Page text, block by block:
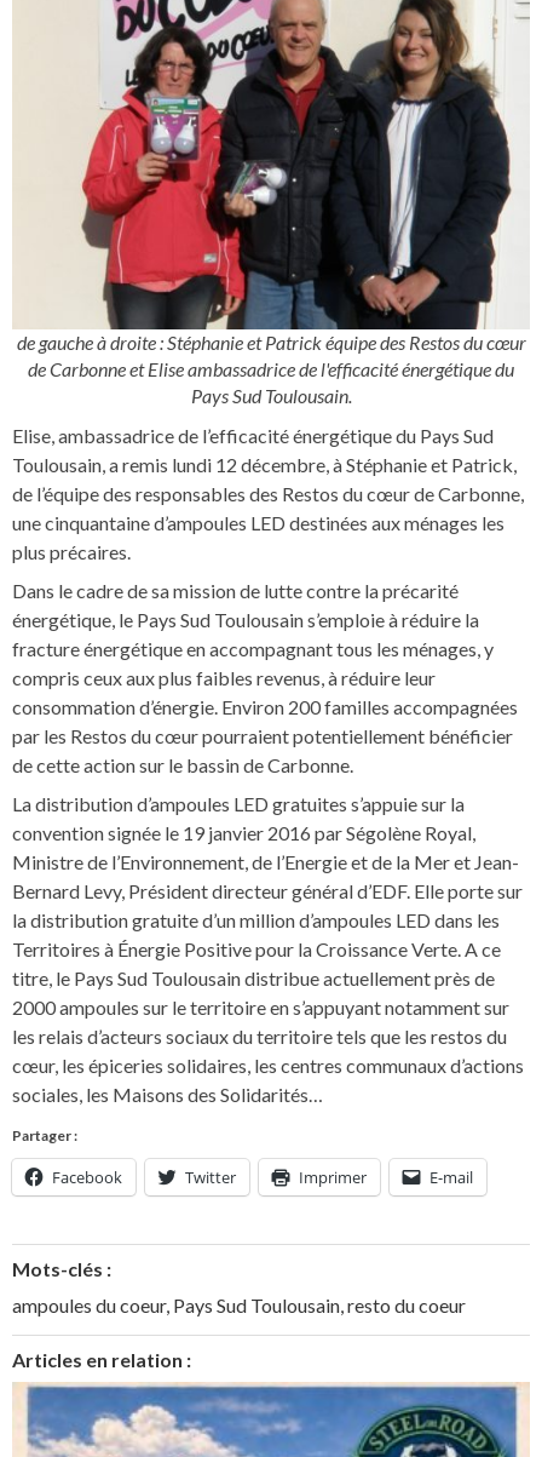
de gauche à droite : Stéphanie et Patrick équipe des Restos du cœur
de Carbonne et Elise ambassadrice de l'efficacité énergétique du
Pays Sud Toulousain.
Elise, ambassadrice de l’efficacité énergétique du Pays Sud
Toulousain, a remis lundi 12 décembre, à Stéphanie et Patrick,
de l’équipe des responsables des Restos du cœur de Carbonne,
une cinquantaine d’ampoules LED destinées aux ménages les
plus précaires.
Dans le cadre de sa mission de lutte contre la précarité
énergétique, le Pays Sud Toulousain s’emploie à réduire la
fracture énergétique en accompagnant tous les ménages, y
compris ceux aux plus faibles revenus, à réduire leur
consommation d’énergie. Environ 200 familles accompagnées
par les Restos du cœur pourraient potentiellement bénéficier
de cette action sur le bassin de Carbonne.
La distributiond’ampoules LED gratuites s’appuie sur la
convention signée le 19 janvier 2016 par Ségolène Royal,
Ministre de l’Environnement, de l’Energie et de la Mer et Jean-
Bernard Levy, Président directeur général d’EDF. Elle porte sur
la distribution gratuite d’un million d’ampoules LED dans les
Territoires à Énergie Positive pour la Croissance Verte. A ce
titre, le Pays Sud Toulousain distribue actuellement près de
2000 ampoules sur le territoire en s’appuyant notamment sur
les relais d’acteurs sociaux du territoire tels que les restos du
cœur, les épiceries solidaires, les centres communaux d’actions
sociales, les Maisons des Solidarités…
Partager :
Facebook Twitter Imprimer E-mail
Mots-clés :
ampoules du coeur, Pays Sud Toulousain,resto du coeur
Articles en relation :